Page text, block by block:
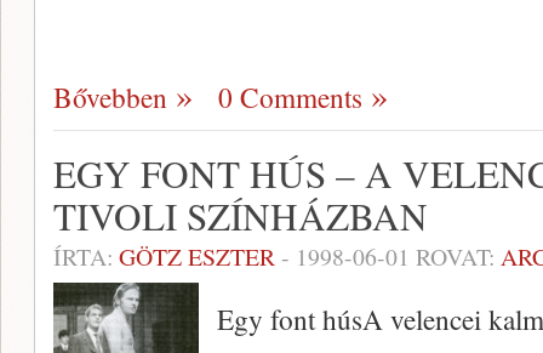
Bővebben 0 Comments
EGY FONT HÚS – A
TIVOLI SZÍNHÁZBAN
ÍRTA: GÖTZ ESZTER- 1998-06-01 ROVAT:
Egy font húsA velencei